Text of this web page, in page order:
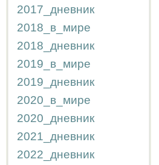
2017_дневник
2018_в_мире
2018_дневник
2019_в_мире
2019_дневник
2020_в_мире
2020_дневник
2021_дневник
2022_дневник